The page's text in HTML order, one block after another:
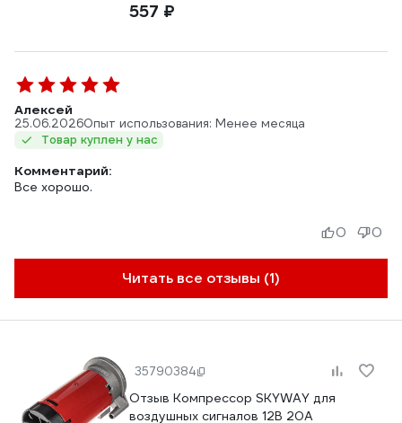
557 ₽
Алексей
25.06.2026Опыт использования: Менее месяца
Товар куплен у нас
Комментарий:
Все хорошо.
Читать все отзывы (1)
0 0
35790384
Отзыв Компрессор SKYWAY для
воздушных сигналов 12В 20А